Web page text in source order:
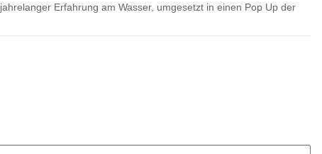
Erfahrung am Wasser, umgesetzt in einen Pop Up der